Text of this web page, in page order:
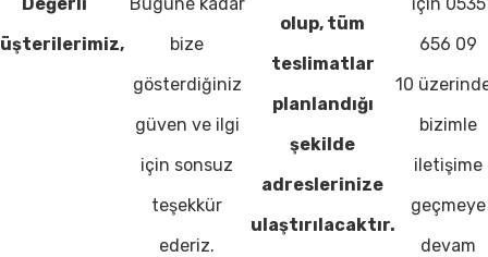
bize
gösterdiğiniz
güven ve ilgi
için sonsuz
teşekkür
ederiz.
olup, tüm
teslimatlar
planlandığı
şekilde
adreslerinize
ulaştırılacaktır.
656 09
10
bizimle
iletişime
geçmeye
devam